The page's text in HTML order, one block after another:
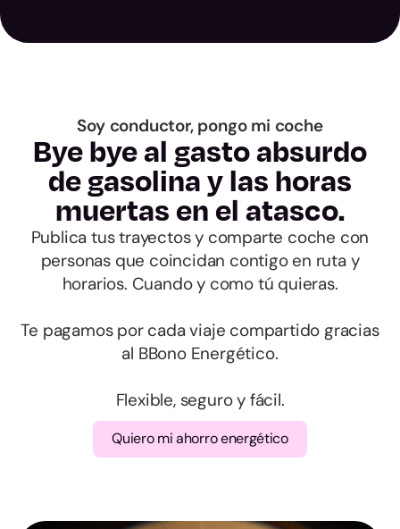
Cantabria
Ávila
Burgos
León
Palencia
Salamanca
Segovia
Soria
Valladolid
Soy conductor, pongo mi coche
Bye bye al gasto absurdo
de gasolina y las horas
muertas en el atasco.
Publica tus trayectos y comparte coche con
personas que coincidan contigo en ruta y
horarios. Cuando y como tú quieras.
Te pagamos por cada viaje compartido gracias
al BBono Energético.
Flexible, seguro y fácil.
Quiero mi ahorro energético